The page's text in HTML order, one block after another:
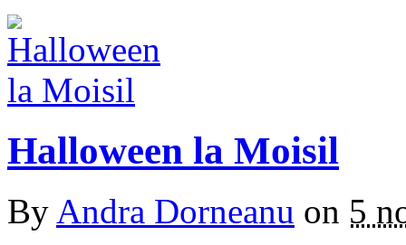
Halloween la Moisil
By Andra Dorneanu on 5